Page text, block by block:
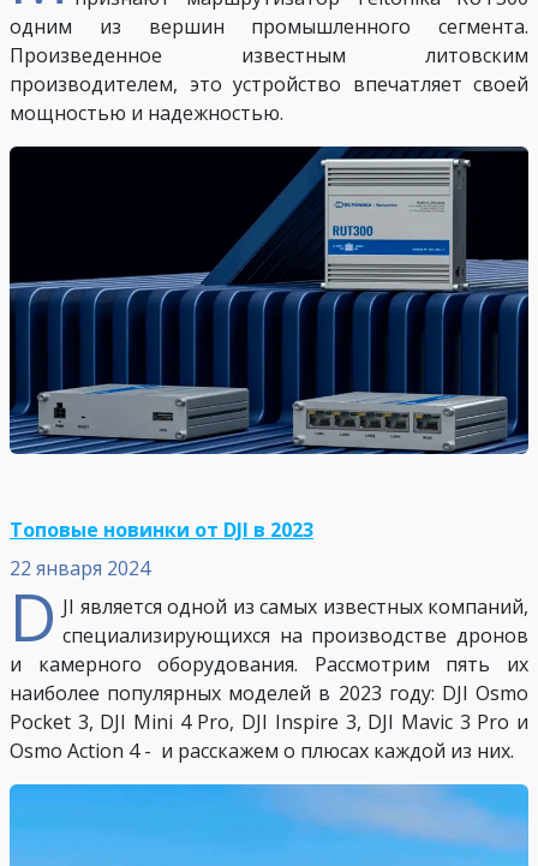
одним из вершин промышленного сегмента.
Произведенное известным литовским
производителем, это устройство впечатляет своей
мощностью и надежностью.
22 января 2024
Топовые новинки от DJI в 2023
D JI является одной из самых известных компаний,
специализирующихся на производстве дронов
и камерного оборудования. Рассмотрим пять их
наиболее популярных моделей в 2023 году: DJI Osmo
Pocket 3, DJI Mini 4 Pro, DJI Inspire 3, DJI Mavic 3 Pro и
Osmo Action 4 - и расскажем о плюсах каждой из них.